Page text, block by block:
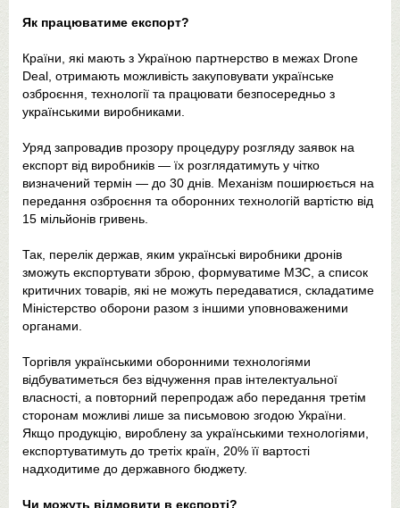
Як працюватиме експорт?
Країни, які мають з Україною партнерство в межах Drone
Deal, отримають можливість закуповувати українське
озброєння, технології та працювати безпосередньо з
українськими виробниками.
Уряд запровадив прозору процедуру розгляду заявок на
експорт від виробників — їх розглядатимуть у чітко
визначений термін — до 30 днів. Механізм поширюється на
передання озброєння та оборонних технологій вартістю від
15 мільйонів гривень.
Так, перелік держав, яким українські виробники дронів
зможуть експортувати зброю, формуватиме МЗС, а список
критичних товарів, які не можуть передаватися, складатиме
Міністерство оборони разом з іншими уповноваженими
органами.
Торгівля українськими оборонними технологіями
відбуватиметься без відчуження прав інтелектуальної
власності, а повторний перепродаж або передання третім
сторонам можливі лише за письмовою згодою України.
Якщо продукцію, вироблену за українськими технологіями,
експортуватимуть до третіх країн, 20% її вартості
надходитиме до державного бюджету.
Чи можуть відмовити в експорті?